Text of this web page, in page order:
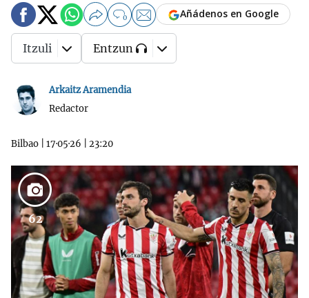
Arkaitz Aramendia
Redactor
Bilbao 17·05·26 23:20
0 Añádenos en Google
Itzuli Entzun
62